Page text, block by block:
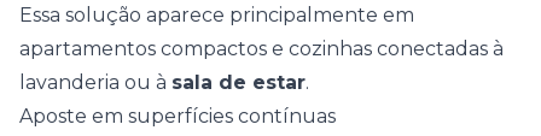
Essa solução aparece principalmente em
apartamentos compactos e cozinhas conectadas à
lavanderia ou à sala de estar.
Aposte em superfícies contínuas